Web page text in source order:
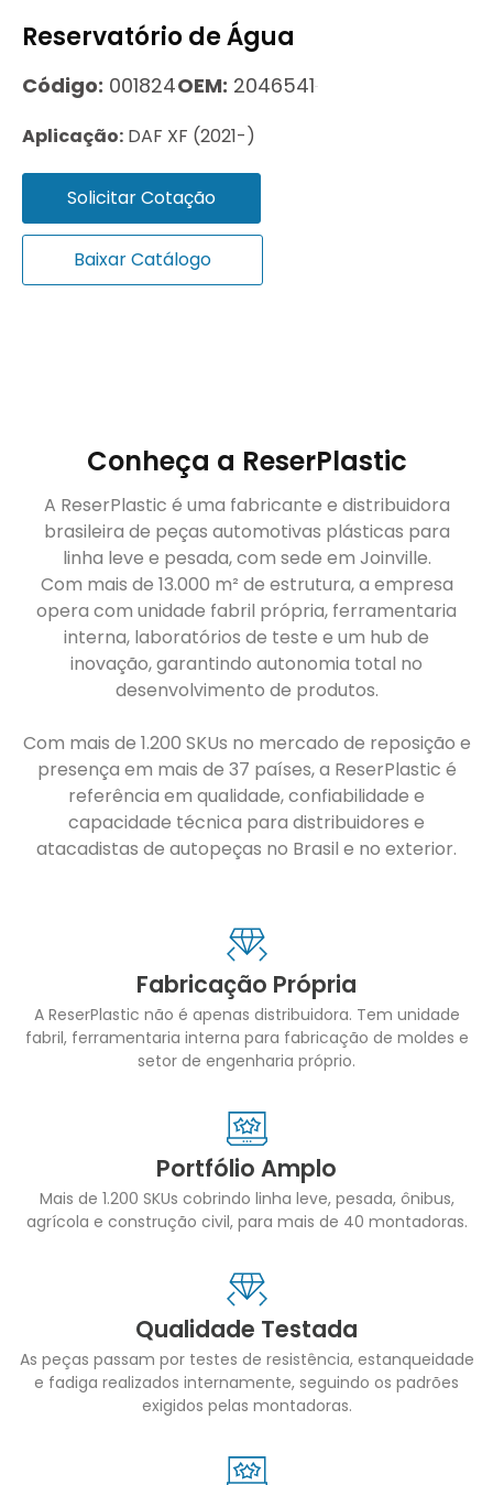
Reservatório de Água
Código: 001824OEM: 2046541
Aplicação: DAF XF (2021-)
Solicitar Cotação
Baixar Catálogo
Conheça a ReserPlastic
A ReserPlastic é uma fabricante e distribuidora
brasileira de peças automotivas plásticas para
linha leve e pesada, com sede em Joinville.
Com mais de 13.000 m² de estrutura, a empresa
opera com unidade fabril própria, ferramentaria
interna, laboratórios de teste e um hub de
inovação, garantindo autonomia total no
desenvolvimento de produtos.
Com mais de 1.200 SKUs no mercado de reposição e
presença em mais de 37 países, a ReserPlastic é
referência em qualidade, confiabilidade e
capacidade técnica para distribuidores e
atacadistas de autopeças no Brasil e no exterior.
Fabricação Própria
A ReserPlastic não é apenas distribuidora. Tem unidade
fabril, ferramentaria interna para fabricação de moldes e
setor de engenharia próprio.
Portfólio Amplo
Mais de 1.200 SKUs cobrindo linha leve, pesada, ônibus,
agrícola e construção civil, para mais de 40 montadoras.
Qualidade Testada
As peças passam por testes de resistência, estanqueidade
e fadiga realizados internamente, seguindo os padrões
exigidos pelas montadoras.